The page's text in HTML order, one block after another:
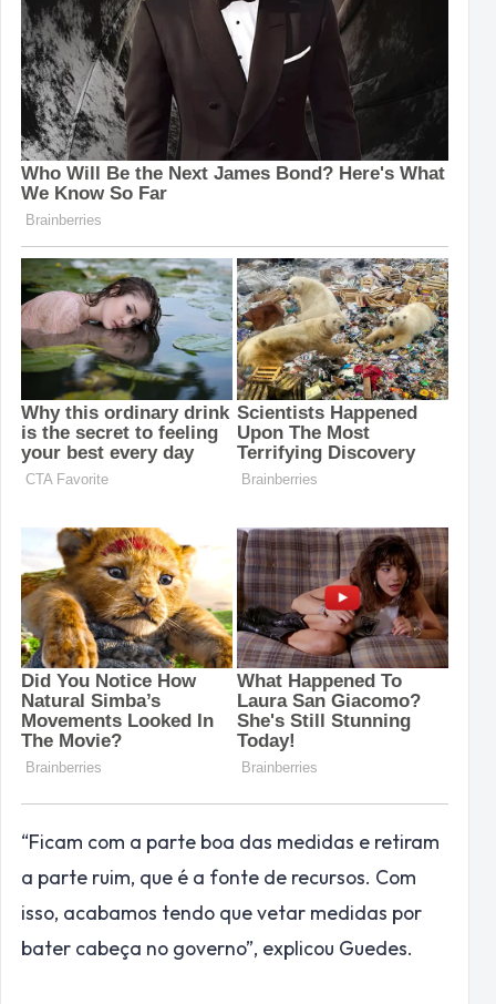
“Ficam com a parte boa das medidas e retiram
a parte ruim, que é a fonte de recursos. Com
isso, acabamos tendo que vetar medidas por
bater cabeça no governo”, explicou Guedes.